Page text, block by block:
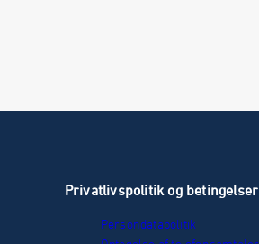
Privatlivspolitik og betingelser
Persondatapolitik